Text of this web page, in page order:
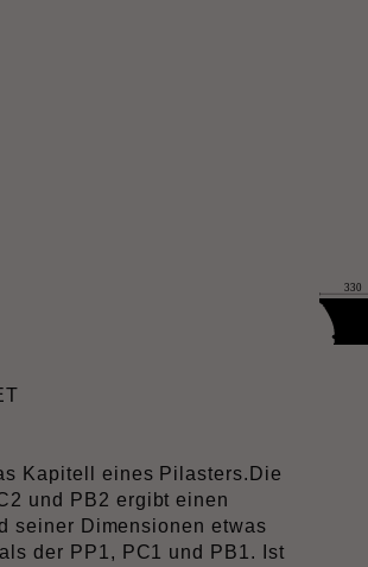
Kapitell eines Pilasters.Die
und PB2 ergibt einen
seiner Dimensionen etwas
der PP1, PC1 und PB1. Ist